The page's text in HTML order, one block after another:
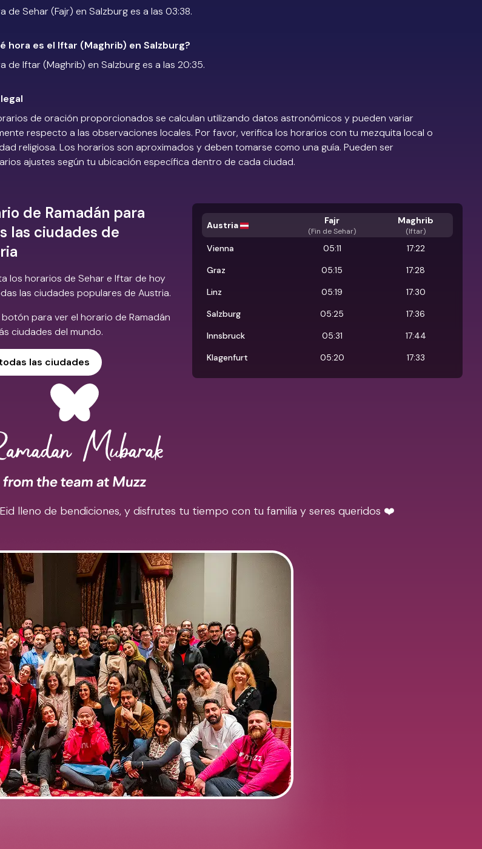
de Sehar (Fajr) en Salzburg es a las 03:38.
hora es el Iftar (Maghrib) en Salzburg?
de Iftar (Maghrib) en Salzburg es a las 20:35.
de oración proporcionados se calculan utilizando datos astronómicos y pueden variar
respecto a las observaciones locales. Por favor, verifica los horarios con tu mezquita local o
religiosa. Los horarios son aproximados y deben tomarse como una guía. Pueden ser
ajustes según tu ubicación específica dentro de cada ciudad.
de Ramadán para
las ciudades de
los horarios de Sehar e Iftar de hoy
las ciudades populares de Austria.
botón para ver el horario de Ramadán
ciudades del mundo.
las ciudades
Austria Fajr
(Fin de Sehar)
Maghrib
(Iftar)
Vienna 05:11
17:22
Graz
05:15
17:28
Linz
05:19
17:30
Salzburg
05:25
17:36
Innsbruck
05:31
17:44
Klagenfurt
05:20 17:33
lleno de bendiciones, y disfrutes tu tiempo con tu familia y seres queridos ❤️